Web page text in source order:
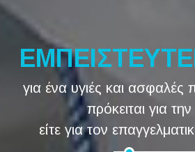
για ένα υγιές και ασφαλές
πρόκειται για την
είτε για τον